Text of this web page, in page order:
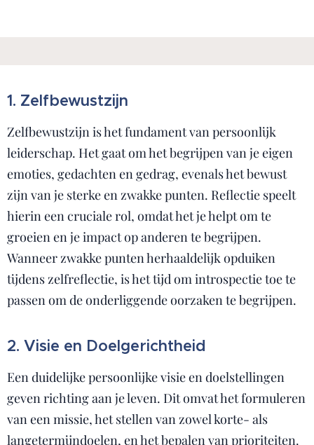
1. Zelfbewustzijn
Zelfbewustzijn is het fundament van persoonlijk
leiderschap. Het gaat om het begrijpen van je eigen
emoties, gedachten en gedrag, evenals het bewust
zijn van je sterke en zwakke punten. Reflectie speelt
hierin een cruciale rol, omdat het je helpt om te
groeien en je impact op anderen te begrijpen.
Wanneer zwakke punten herhaaldelijk opduiken
tijdens zelfreflectie, is het tijd om introspectie toe te
passen om de onderliggende oorzaken te begrijpen.
2. Visie en Doelgerichtheid
Een duidelijke persoonlijke visie en doelstellingen
geven richting aan je leven. Dit omvat het formuleren
van een missie, het stellen van zowel korte- als
langetermijndoelen, en het bepalen van prioriteiten.